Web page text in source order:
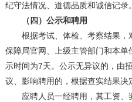
纪守法情况、道德品质和诚信记录。
（四）公示和聘用
根据考试、体检、考察结果，
保障局官网、上级主管部门和本
示时间为7天。公示无异议的，由
议、影响聘用的，根据查实结果决
应聘人员一经聘用，其工资、